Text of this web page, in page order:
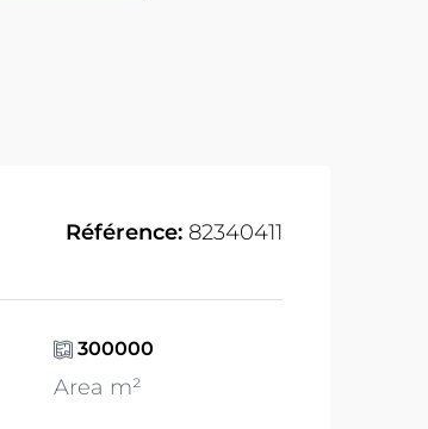
Référence: 82340411
300000
Area m²